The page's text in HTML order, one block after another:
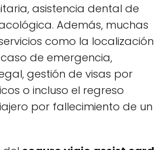
asistencia dental de
Además, muchas
como la localización
de emergencia,
gestión de visas por
o incluso el regreso
por fallecimiento de un